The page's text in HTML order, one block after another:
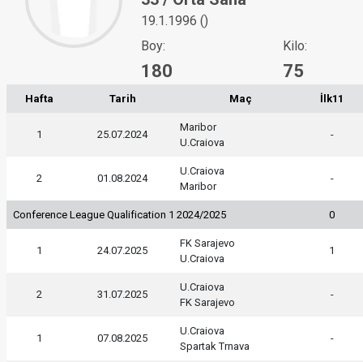
19.1.1996 ()
Boy:
180
Kilo:
75
Hafta Tarih Maç İlk11
1 25.07.2024
Maribor
U.Craiova
-
2 01.08.2024
U.Craiova
Maribor
-
Conference League Qualification 1 2024/2025 0
1 24.07.2025
FK Sarajevo
U.Craiova
1
2 31.07.2025
U.Craiova
FK Sarajevo
-
1 07.08.2025
U.Craiova
Spartak Trnava
-